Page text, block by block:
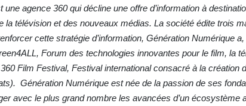
agence 360 qui décline une offre d’information à
la télévision et des nouveaux médias. La société édite trois
cette stratégie d’information, Génération Numérique a,
Forum des technologies innovantes pour le film, la
Film Festival, Festival international consacré à la création
Génération Numérique est née de la passion de ses
avec le plus grand nombre les avancées d’un écosystème